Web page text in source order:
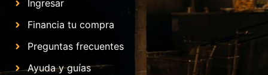
Ingresar
Financia tu compra
Preguntas frecuentes
Ayuda y guías